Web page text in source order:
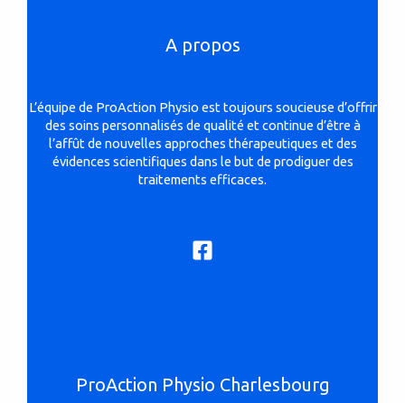
A propos
L’équipe de ProAction Physio est toujours soucieuse d’offrir
des soins personnalisés de qualité et continue d’être à
l’affût de nouvelles approches thérapeutiques et des
évidences scientifiques dans le but de prodiguer des
traitements efficaces.
ProAction Physio Charlesbourg